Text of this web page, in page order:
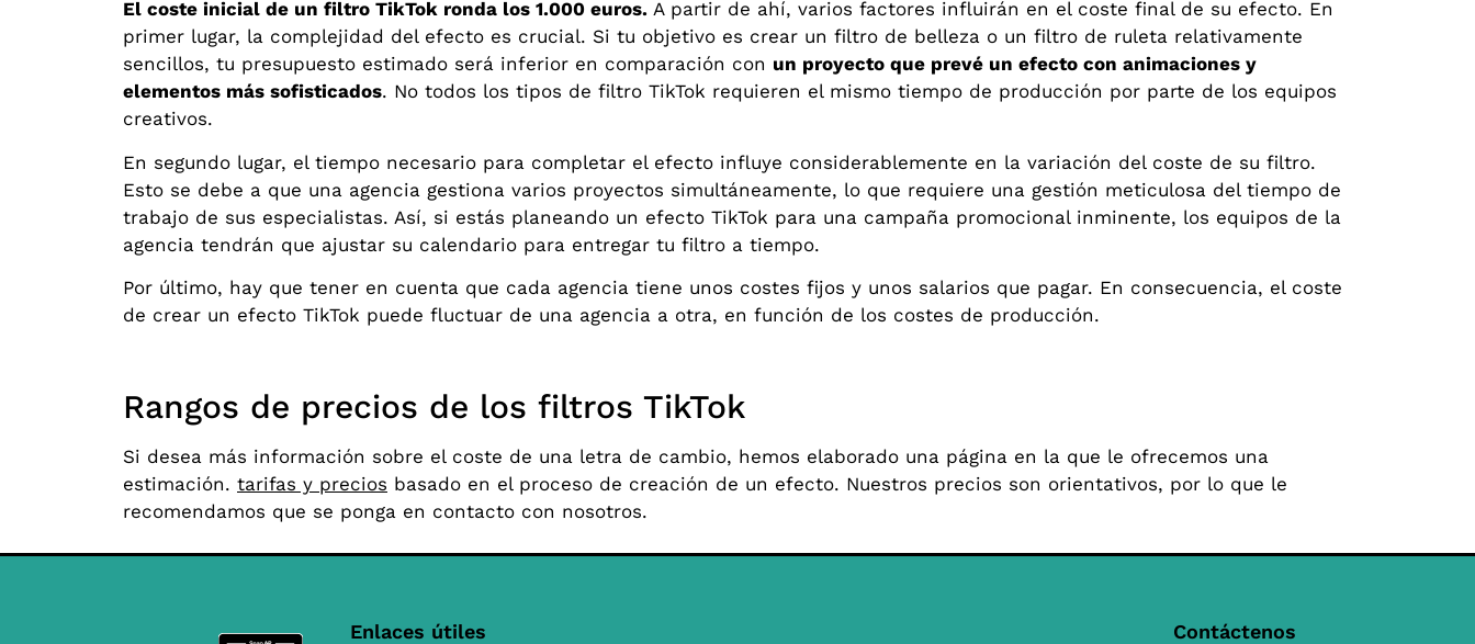
El coste inicial de un filtro TikTok ronda los 1.000 euros. A partir de ahí, varios factores influirán en el coste final de su efecto. En
primer lugar, la complejidad del efecto es crucial. Si tu objetivo es crear un filtro de belleza o un filtro de ruleta relativamente
sencillos, tu presupuesto estimado será inferior en comparación con un proyecto que prevé un efecto con animaciones y
elementos más sofisticados. No todos los tipos de filtro TikTok requieren el mismo tiempo de producción por parte de los equipos
creativos.
En segundo lugar, el tiempo necesario para completar el efecto influye considerablemente en la variación del coste de su filtro.
Esto se debe a que una agencia gestiona varios proyectos simultáneamente, lo que requiere una gestión meticulosa del tiempo de
trabajo de sus especialistas. Así, si estás planeando un efecto TikTok para una campaña promocional inminente, los equipos de la
agencia tendrán que ajustar su calendario para entregar tu filtro a tiempo.
Por último, hay que tener en cuenta que cada agencia tiene unos costes fijos y unos salarios que pagar. En consecuencia, el coste
de crear un efecto TikTok puede fluctuar de una agencia a otra, en función de los costes de producción.
Rangos de precios de los filtros TikTok
Si desea más información sobre el coste de una letra de cambio, hemos elaborado una página en la que le ofrecemos una
estimación. tarifas y precios basado en el proceso de creación de un efecto. Nuestros precios son orientativos, por lo que le
recomendamos que se ponga en contacto con nosotros.
Enlaces útiles Contáctenos